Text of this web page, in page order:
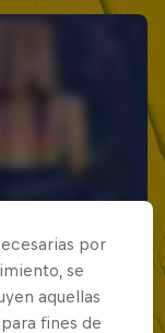
por
se
aquellas
fines de